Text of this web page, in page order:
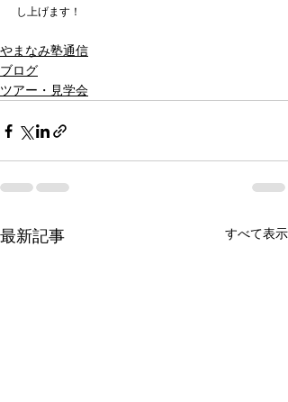
し上げます！
やまなみ塾通信
ブログ
ツアー・見学会
最新記事 すべて表示